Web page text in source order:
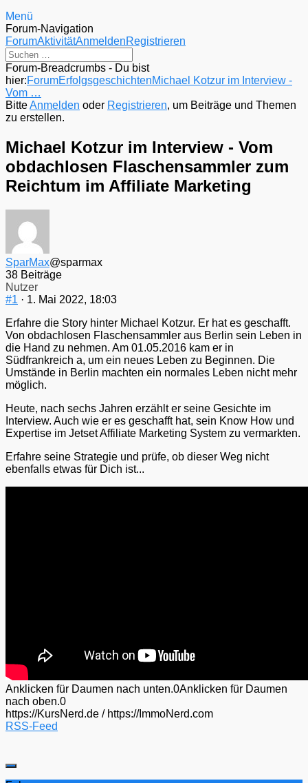
Menü
Forum-Navigation
ForumAktivitätAnmeldenRegistrieren
Forum-Breadcrumbs - Du bist
hier:ForumErfolgsgeschichtenMichael Kotzur im Interview -
Vom …
BitteAnmelden oder Registrieren, um Beiträge und Themen
zu erstellen.
Michael Kotzur im Interview - Vom
obdachlosen Flaschensammler zum
Reichtum im Affiliate Marketing
SparMax@sparmax
38 Beiträge
Nutzer
#1 · 1. Mai 2022, 18:03
Erfahre die Story hinter Michael Kotzur. Er hat es geschafft.
Von obdachlosen Flaschensammler aus Berlin sein Leben in
die Hand zu nehmen. Am 01.05.2016 kam er in
Südfrankreich a, um ein neues Leben zu Beginnen. Die
Umstände in Berlin machten ein normales Leben nicht mehr
möglich.
Heute, nach sechs Jahren erzählt er seine Gesichte im
Interview. Auch wie er es geschafft hat, sein Know How und
Expertise im Jetset Affiliate Marketing System zu vermarkten.
Erfahre seine Strategie und prüfe, ob dieser Weg nicht
ebenfalls etwas für Dich ist...
Anklicken für Daumen nach unten.0Anklicken für Daumen
nach oben.0
https://KursNerd.de / https://ImmoNerd.com
RSS-Feed